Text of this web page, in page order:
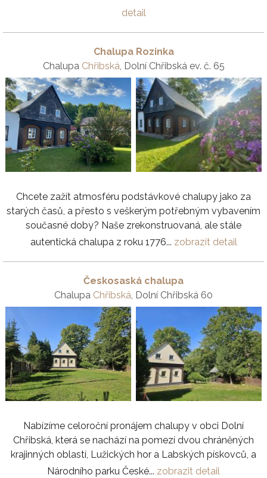
detail
Chalupa Rozinka
Chalupa Chřibská , Dolní Chřibská ev. č. 65
Chcete zažít atmosféru podstávkové chalupy jako za
starých časů, a přesto s veškerým potřebným vybavením
současné doby? Naše zrekonstruovaná, ale stále
autentická chalupa z roku 1776... zobrazit detail
Českosaská chalupa
Chalupa Chřibská , Dolní Chřibská 60
Nabízíme celoroční pronájem chalupy v obci Dolní
Chřibská, která se nachází na pomezí dvou chráněných
krajinných oblastí, Lužických hor a Labských pískovců, a
Národního parku České... zobrazit detail